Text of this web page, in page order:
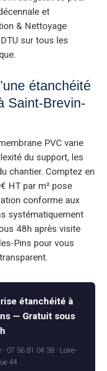
et
& Nettoyage
sur tous les
étanchéité
Saint-Brevin-
PVC varie
du support, les
chantier. Comptez en
HT par m² pose
conforme aux
systématiquement
48h après visite
Pins pour vous
étanchéité à
— Gratuit sous
07 56 81 04 38 · Loire-
44